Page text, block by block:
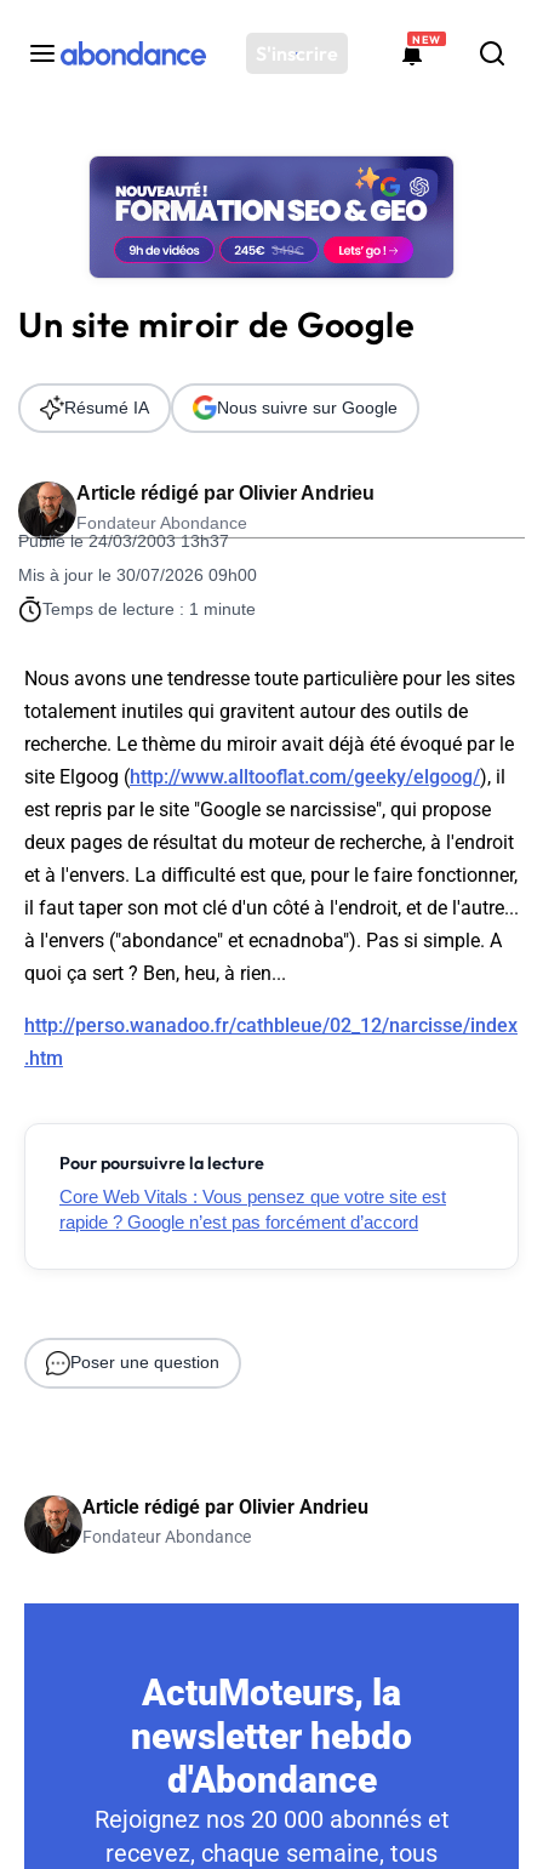
S'inscrire
NEW
Toutes les actus
Actus SEO
Plateforme
Solutions
Ressources
Audit SEO
Un site miroir de Google
Article rédigé par Olivier Andrieu
Fondateur Abondance
Publié le 24/03/2003 13h37
Mis à jour le 30/07/2026 09h00
Temps de lecture : 1 minute
Résumé IA Nous suivre sur Google
Nous avons une tendresse toute particulière pour les sites
totalement inutiles qui gravitent autour des outils de
recherche. Le thème du miroir avait déjà été évoqué par le
site Elgoog (http://www.alltooflat.com/geeky/elgoog/), il
est repris par le site "Google se narcissise", qui propose
deux pages de résultat du moteur de recherche, à l'endroit
et à l'envers. La difficulté est que, pour le faire fonctionner,
il faut taper son mot clé d'un côté à l'endroit, et de l'autre...
à l'envers ("abondance" et ecnadnoba"). Pas si simple. A
quoi ça sert ? Ben, heu, à rien...
http://perso.wanadoo.fr/cathbleue/02_12/narcisse/index
.htm
Pour poursuivre la lecture
Core Web Vitals : Vous pensez que votre site est
rapide ? Google n’est pas forcément d’accord
Poser une question
Article rédigé par Olivier Andrieu
Fondateur Abondance
ActuMoteurs, la
newsletter hebdo
d'Abondance
Rejoignez nos 20 000 abonnés et
recevez, chaque semaine, tous